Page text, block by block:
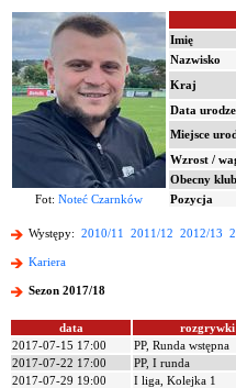
Imię
Nazwisko
Kraj
Data
Miejsce
Wzrost /
Obecny klub
Fot: Noteć Czarnków Pozycja
Występy: 2010/11 2011/12 2012/13
Kariera
Sezon 2017/18
data rozgrywki
2017-07-15 17:00
PP, Runda wstępna
2017-07-22 17:00
PP, I runda
2017-07-29 19:00
I liga, Kolejka 1